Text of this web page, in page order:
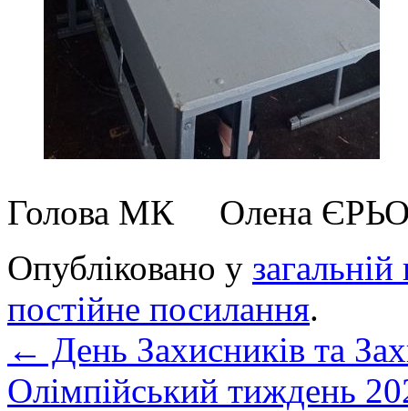
Голова МК Олена
Опубліковано у загальній
постійне посилання.
← День Захисників та
Олімпійський тиждень